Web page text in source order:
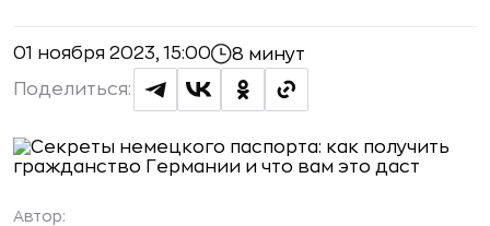
01 ноября 2023, 15:00 8 минут
Поделиться:
Автор: